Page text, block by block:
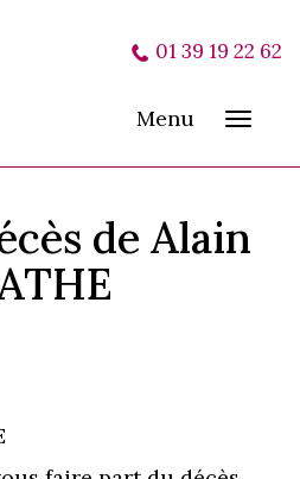
01 39 19 22 62
Menu
de Alain